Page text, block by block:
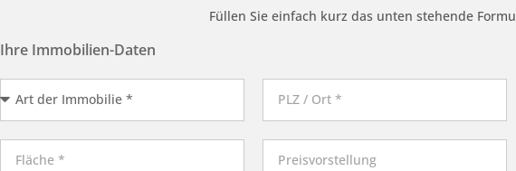
Füllen Sie einfach kurz das unten stehende
Ihre Immobilien-Daten